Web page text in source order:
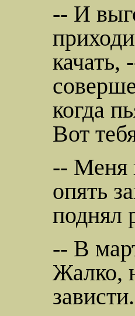
-- И
когда
Вот
-- Меня
опять
поднял
-- В
Жалко,
зависти.